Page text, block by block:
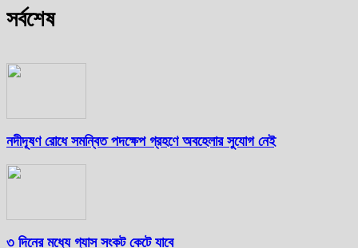
সর্বশেষ
নদীদূষণ রোধে সমন্বিত পদক্ষেপ গ্রহণে অবহেলার সুযোগ নেই
৩ দিনের মধ্যে গ্যাস সংকট কেটে যাবে